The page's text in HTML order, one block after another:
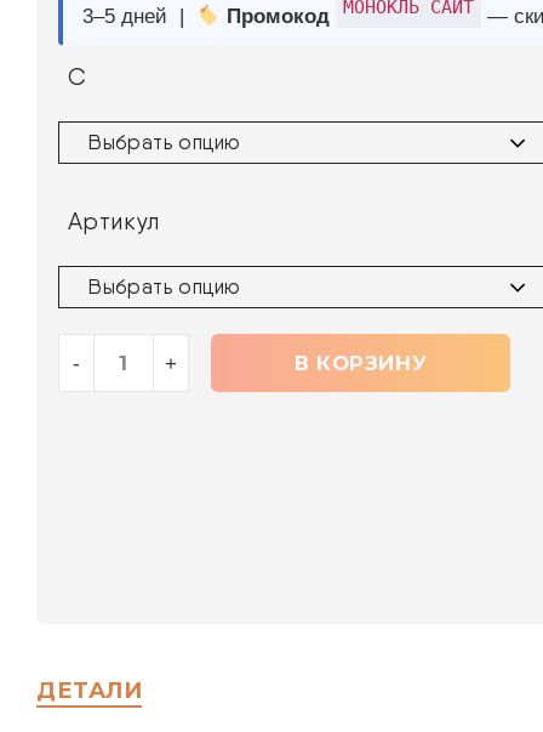
ДЕТАЛИ